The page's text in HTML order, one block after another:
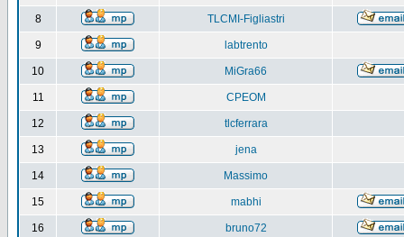
8 TLCMI-Figliastri
9 labtrento
10 MiGra66
11 CPEOM
12 tlcferrara
13 jena
14 Massimo
15 mabhi
16 bruno72